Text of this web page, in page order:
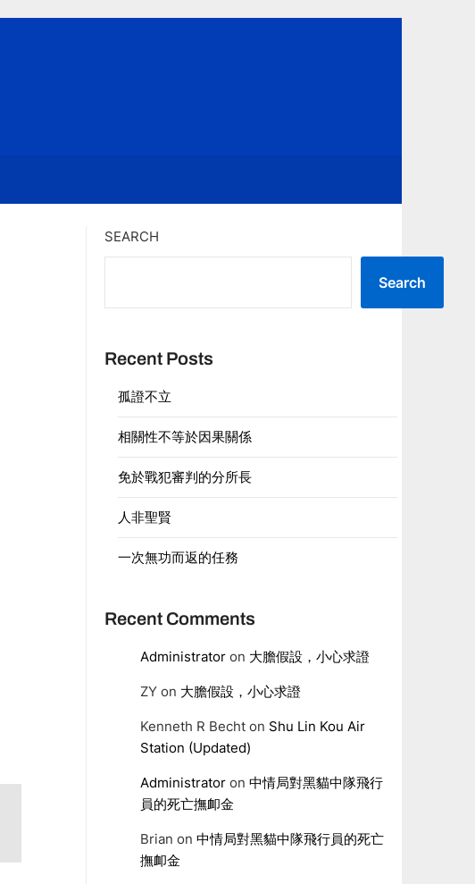
SEARCH
Search
Recent Posts
孤證不立
相關性不等於因果關係
免於戰犯審判的分所長
人非聖賢
一次無功而返的任務
Recent Comments
Administratoron 大膽假設，小心求證
ZYon 大膽假設，小心求證
Kenneth R Bechton Shu Lin Kou Air
Station (Updated)
Administratoron 中情局對黑貓中隊飛行
員的死亡撫卹金
Brian on 中情局對黑貓中隊飛行員的死亡
撫卹金